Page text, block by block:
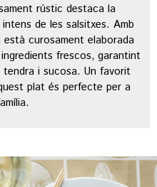
rústic destaca la
de les salsitxes. Amb
està curosament elaborada
frescos, garantint
i sucosa. Un favorit
plat és perfecte per a